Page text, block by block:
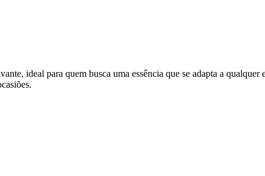
ideal para quem busca uma essência que se adapta a qualquer